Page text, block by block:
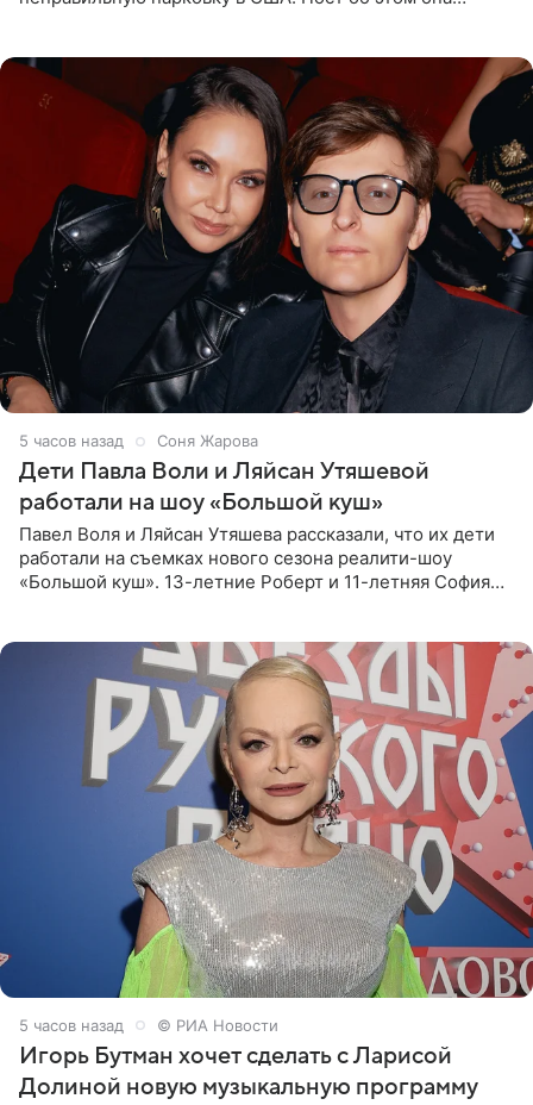
5 часов назад Соня Жарова
Дети Павла Воли и Ляйсан Утяшевой
работали на шоу «Большой куш»
Павел Воля и Ляйсан Утяшева рассказали, что их дети
работали на съемках нового сезона реалити-шоу
«Большой куш». 13-летние Роберт и 11-летняя София
5 часов назад © РИА Новости
Игорь Бутман хочет сделать с Ларисой
Долиной новую музыкальную программу